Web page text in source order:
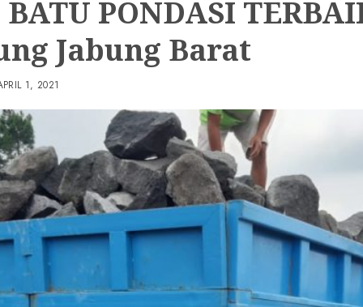
BATU PONDASI
Jabung Barat
1, 2021